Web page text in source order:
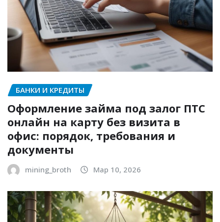
БАНКИ И КРЕДИТЫ
Оформление займа под залог ПТС
онлайн на карту без визита в
офис: порядок, требования и
документы
mining_broth Мар 10, 2026